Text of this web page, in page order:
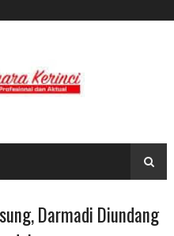
Darmadi Diundang